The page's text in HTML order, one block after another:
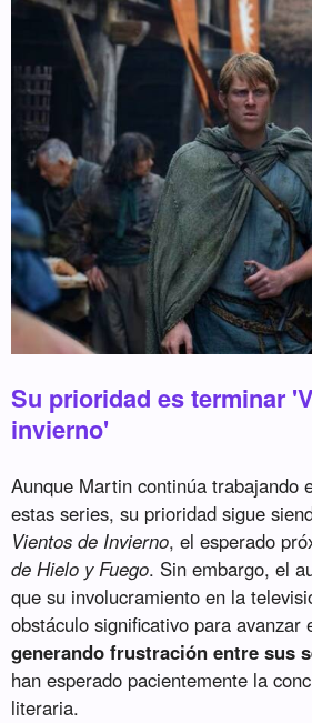
Su prioridad es terminar
invierno'
Aunque Martin continúa trabajando
estas series, su prioridad sigue
Vientos de Invierno, el esperado
de Hielo y Fuego. Sin embargo, el
que su involucramiento en la
obstáculo significativo para avanzar
generando frustración entre sus
han esperado pacientemente la
literaria.